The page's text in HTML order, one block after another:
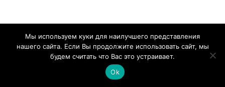
перекрытия
Крепление стропил к балкам перекрытия
является важным этапом в процессе
Мы используем куки для наилучшего представления
нашего сайта. Если Вы продолжите использовать сайт, мы
будем считать что Вас это устраивает.
Ok